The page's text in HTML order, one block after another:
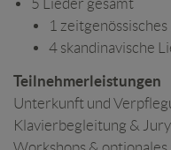
5 Lieder gesamt
1
4 skandinavische
Teilnehmerleistungen
Unterkunft und
Klavierbegleitung &